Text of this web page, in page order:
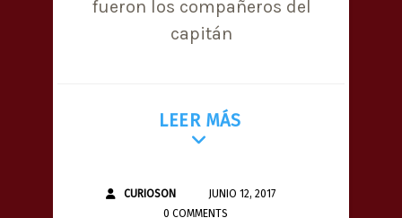
fueron los compañeros del
capitán
LEER MÁS
CURIOSON
JUNIO 12, 2017
0 COMMENTS